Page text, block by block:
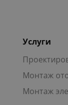
Услуги
Монтаж
Монтаж